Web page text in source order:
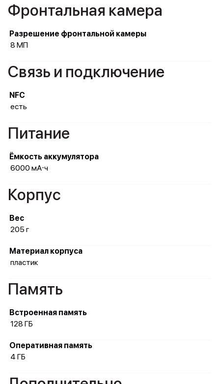
Фронтальная камера
Разрешение фронтальной камеры
8 МП
Связь и подключение
NFC
есть
Питание
Ёмкость аккумулятора
6000 мА⋅ч
Корпус
Вес
205 г
Материал корпуса
пластик
Память
Встроенная память
128 ГБ
Оперативная память
4 ГБ